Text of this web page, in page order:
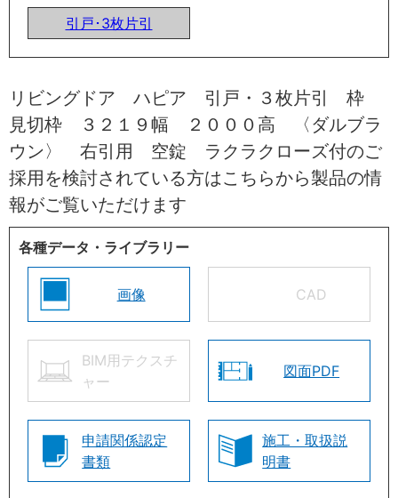
引戸･3枚片引
リビングドア ハピア 引戸・３枚片引 枠
見切枠 ３２１９幅 ２０００高 〈ダルブラ
ウン〉 右引用 空錠 ラクラクローズ付のご
採用を検討されている方はこちらから製品の情
報がご覧いただけます
各種データ・ライブラリー
画像 CAD
BIM用テクスチ
ャー
図面PDF
申請関係認定
書類
施工・取扱説
明書